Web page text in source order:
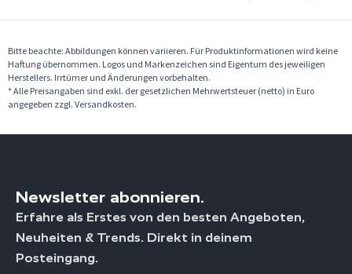
Bitte beachte: Abbildungen können variieren. Für Produktinformationen wird keine
Haftung übernommen. Logos und Markenzeichen sind Eigentum des jeweiligen
Herstellers. Irrtümer und Änderungen vorbehalten.
* Alle Preisangaben sind exkl. der gesetzlichen Mehrwertsteuer (netto) in Euro
angegeben zzgl. Versandkosten.
Newsletter abonnieren.
Erfahre als Erstes von den besten Angeboten,
Neuheiten & Trends. Direkt in deinem
Posteingang.